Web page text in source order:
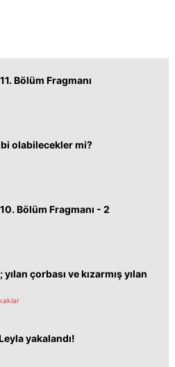
Bölüm Fragmanı
olabilecekler mi?
Bölüm Fragmanı - 2
çorbası ve kızarmış yılan
yakalandı!